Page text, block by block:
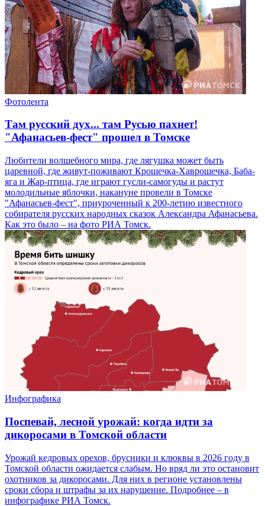
Фотолента
Там русский дух... там Русью пахнет!
"Афанасьев-фест" прошел в Томске
Любители волшебного мира, где лягушка может быть
царевной, где живут-поживают Крошечка-Хаврошечка, Баба-
яга и Жар-птица, где играют гусли-самогуды и растут
молодильные яблочки, накануне провели в Томске
"Афанасьев-фест", приуроченный к 200-летию известного
собирателя русских народных сказок Александра Афанасьева.
Как это было – на фото РИА Томск.
Инфографика
Поспевай, лесной урожай: когда идти за
дикоросами в Томской области
Урожай кедровых орехов, брусники и клюквы в 2026 году в
Томской области ожидается слабым. Но вряд ли это остановит
охотников за дикоросами. Для них в регионе установлены
сроки сбора и штрафы за их нарушение. Подробнее – в
инфографике РИА Томск.